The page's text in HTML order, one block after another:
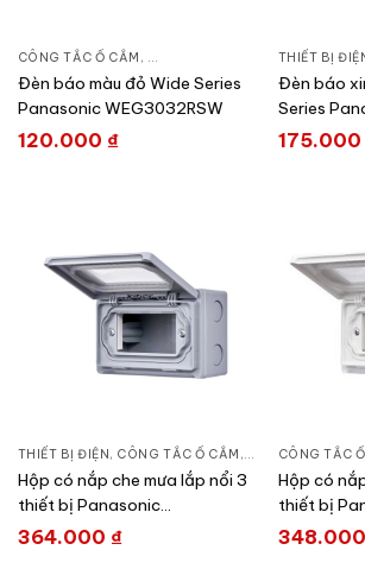
CÔNG TẮC Ổ CẮM , DÒNG WIDE SERIES,THIẾT BỊ
Đèn báo màu đỏ Wide Series
Panasonic WEG3032RSW
120.000 ₫
THIẾT BỊ
Đèn báo
Series
175.000
THIẾT BỊ ĐIỆN, CÔNG TẮC Ổ CẮM , DÒNG WIDE
Hộp có nắp che mưa lắp nổi 3
thiết bị Panasonic
WEG8973LH-VN
364.000 ₫
CÔNG TẮC
Hộp có
thiết bị
348.000